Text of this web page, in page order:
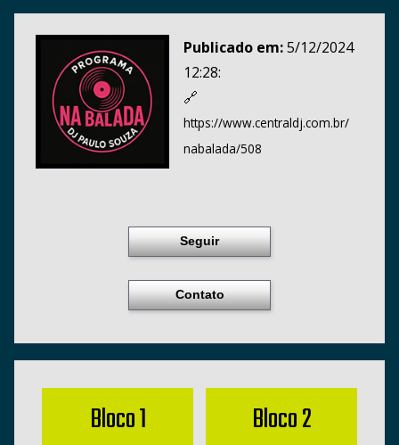
Publicado em:5/12/2024
12:28:
🔗
https://www.centraldj.com.br/
nabalada/508
Seguir
Contato
Bloco 1 Bloco 2